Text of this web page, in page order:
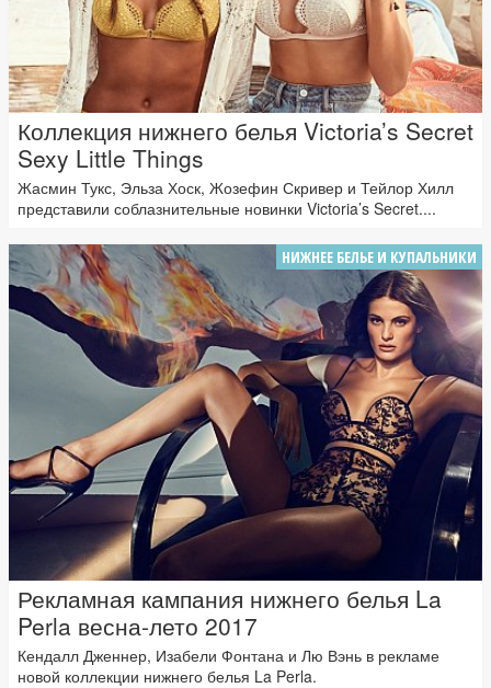
Коллекция нижнего белья Victoria’s Secret
Sexy Little Things
Жасмин Тукс, Эльза Хоск, Жозефин Скривер и Тейлор Хилл
представили соблазнительные новинки Victoria’s Secret....
НИЖНЕЕ БЕЛЬЕ И КУПАЛЬНИКИ
Рекламная кампания нижнего белья La
Perla весна-лето 2017
Кендалл Дженнер, Изабели Фонтана и Лю Вэнь в рекламе
новой коллекции нижнего белья La Perla.